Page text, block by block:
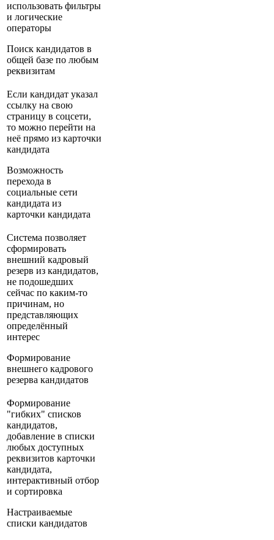
использовать фильтры
и логические
операторы
Поиск кандидатов в
общей базе по любым
реквизитам
Если кандидат указал
ссылку на свою
страницу в соцсети,
то можно перейти на
неё прямо из карточки
кандидата
Возможность
перехода в
социальные сети
кандидата из
карточки кандидата
Система позволяет
сформировать
внешний кадровый
резерв из кандидатов,
не подошедших
сейчас по каким-то
причинам, но
представляющих
определённый
интерес
Формирование
внешнего кадрового
резерва кандидатов
Формирование
"гибких" списков
кандидатов,
добавление в списки
любых доступных
реквизитов карточки
кандидата,
интерактивный отбор
и сортировка
Настраиваемые
списки кандидатов